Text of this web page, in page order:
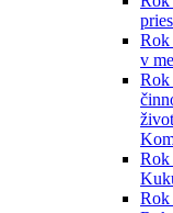
Rok
v
Rok
Rok
Rok